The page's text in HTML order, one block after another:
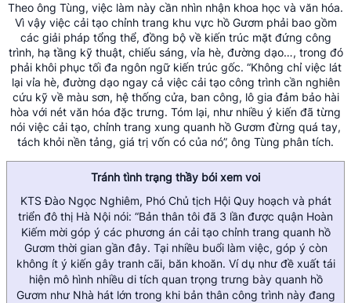
Theo ông Tùng, việc làm này cần nhìn nhận khoa học và văn hóa.
Vì vậy việc cải tạo chỉnh trang khu vực hồ Gươm phải bao gồm
các giải pháp tổng thể, đồng bộ về kiến trúc mặt đứng công
trình, hạ tầng kỹ thuật, chiếu sáng, vỉa hè, đường dạo…, trong đó
phải khôi phục tối đa ngôn ngữ kiến trúc gốc. “Không chỉ việc lát
lại vỉa hè, đường dạo ngay cả việc cải tạo công trình cần nghiên
cứu kỹ về màu sơn, hệ thống cửa, ban công, lô gia đảm bảo hài
hòa với nét văn hóa đặc trưng. Tóm lại, như nhiều ý kiến đã từng
nói việc cải tạo, chỉnh trang xung quanh hồ Gươm đừng quá tay,
tách khỏi nền tảng, giá trị vốn có của nó”, ông Tùng phân tích.
Tránh tình trạng thầy bói xem voi
KTS Đào Ngọc Nghiêm, Phó Chủ tịch Hội Quy hoạch và phát
triển đô thị Hà Nội nói: “Bản thân tôi đã 3 lần được quận Hoàn
Kiếm mời góp ý các phương án cải tạo chỉnh trang quanh hồ
Gươm thời gian gần đây. Tại nhiều buổi làm việc, góp ý còn
không ít ý kiến gây tranh cãi, băn khoăn. Ví dụ như đề xuất tái
hiện mô hình nhiều di tích quan trọng trưng bày quanh hồ
Gươm như Nhà hát lớn trong khi bản thân công trình này đang